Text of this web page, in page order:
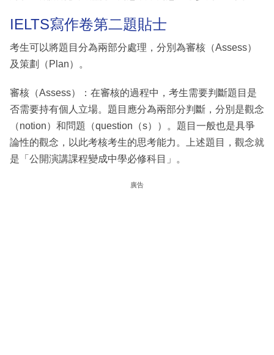
IELTS寫作卷第二題貼士
考生可以將題目分為兩部分處理，分別為審核（Assess）
及策劃（Plan）。
審核（Assess）：在審核的過程中，考生需要判斷題目是
否需要持有個人立場。題目應分為兩部分判斷，分別是觀念
（notion）和問題（question（s））。題目一般也是具爭
論性的觀念，以此考核考生的思考能力。上述題目，觀念就
是「公開演講課程變成中學必修科目」。
廣告